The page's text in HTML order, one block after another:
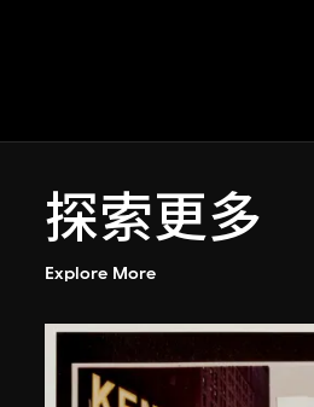
探索更多
Explore More